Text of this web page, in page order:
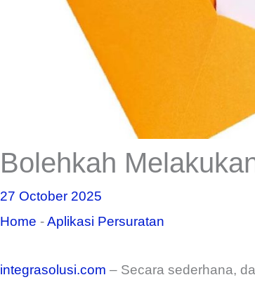
Bolehkah
27 October 2025
Home -Aplikasi Persuratan
integrasolusi.com – Secara sederhana,